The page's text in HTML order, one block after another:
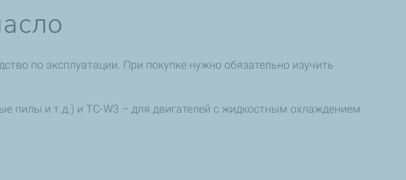
по эксплуатации. При покупке нужно обязательно изучить
пилы и т.д.) и TC-W3 – для двигателей с жидкостным охлаждением